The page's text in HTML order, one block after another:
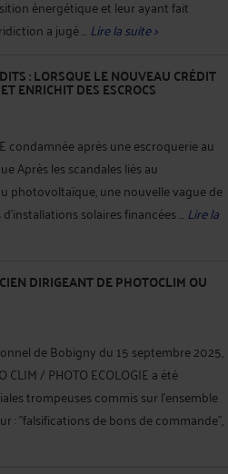
énergétique et leur ayant fait
a jugé ...Lire la suite >
: LORSQUE LE NOUVEAU CRÉDIT
ENRICHIT DES ESCROCS
condamnée après une escroquerie au
Après les scandales liés au
photovoltaïque, une nouvelle vague de
solaires financées ...Lire la
DIRIGEANT DE PHOTOCLIM OU
de Bobigny du 15 septembre 2025,
/ PHOTO ECOLOGIE a été
trompeuses commis sur l’ensemble
: "falsifications de bons de commande",